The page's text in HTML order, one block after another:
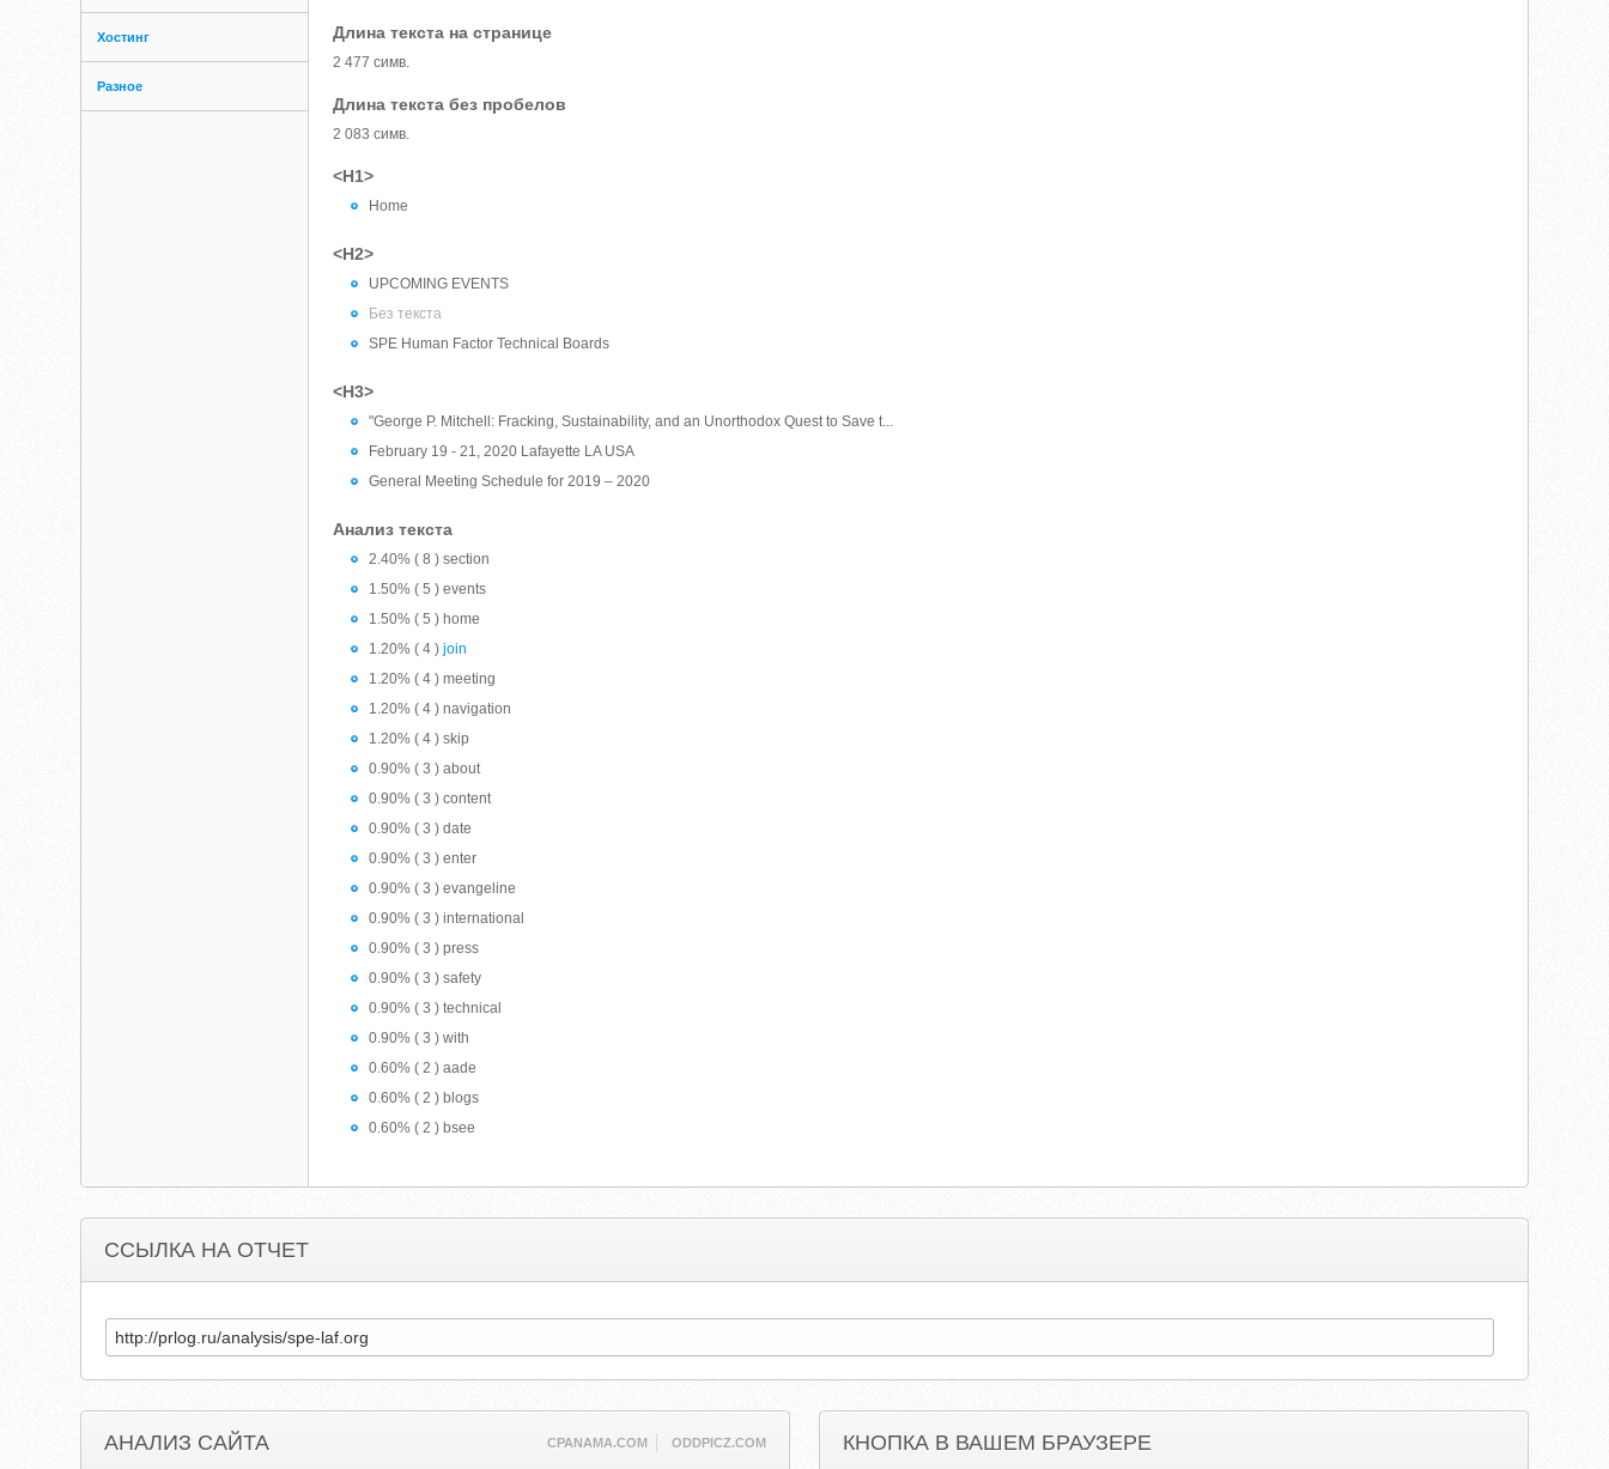
Хостинг
Разное
Длина текста на странице
2 477 симв.
Длина текста без пробелов
2 083 симв.
<H1>
Home
<H2>
UPCOMING EVENTS
Без текста
SPE Human Factor Technical Boards
<H3>
"George P. Mitchell: Fracking, Sustainability, and an Unorthodox Quest to Save t...
February 19 - 21, 2020 Lafayette LA USA
General Meeting Schedule for 2019 – 2020
Анализ текста
2.40% ( 8 ) section
1.50% ( 5 ) events
1.50% ( 5 ) home
1.20% ( 4 )join
1.20% ( 4 ) meeting
1.20% ( 4 ) navigation
1.20% ( 4 ) skip
0.90% ( 3 ) about
0.90% ( 3 ) content
0.90% ( 3 ) date
0.90% ( 3 ) enter
0.90% ( 3 ) evangeline
0.90% ( 3 ) international
0.90% ( 3 ) press
0.90% ( 3 ) safety
0.90% ( 3 ) technical
0.90% ( 3 ) with
0.60% ( 2 ) aade
0.60% ( 2 ) blogs
0.60% ( 2 ) bsee
ССЫЛКА НА ОТЧЕТ
АНАЛИЗ САЙТА CPANAMA.COM ODDPICZ.COM КНОПКА В ВАШЕМ БРАУЗЕРЕ